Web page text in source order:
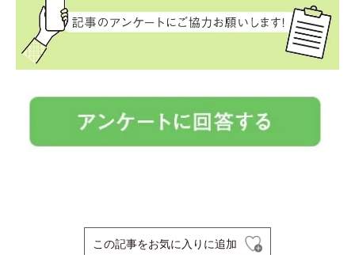
この記事をお気に入りに追加